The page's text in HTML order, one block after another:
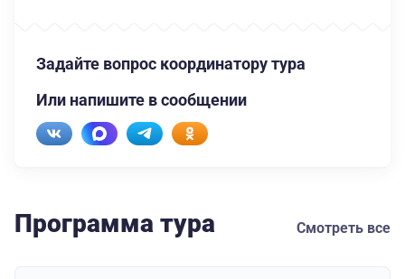
Задайте вопрос координатору тура
Или напишите в сообщении
Программа тура Смотреть все